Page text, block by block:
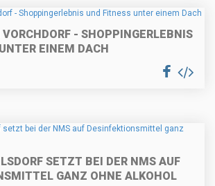
- SHOPPINGERLEBNIS
EINEM DACH
SETZT BEI DER NMS AUF
GANZ OHNE ALKOHOL